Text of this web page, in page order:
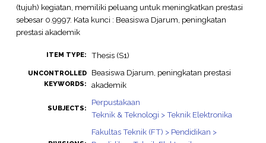
(tujuh) kegiatan, memiliki peluang untuk meningkatkan prestasi
sebesar 0.9997. Kata kunci : Beasiswa Djarum, peningkatan
prestasi akademik
ITEM TYPE: Thesis (S1)
UNCONTROLLED
KEYWORDS:
Beasiswa Djarum, peningkatan prestasi
akademik
SUBJECTS:
Perpustakaan
Teknik & Teknologi > Teknik Elektronika
Fakultas Teknik (FT) > Pendidikan >